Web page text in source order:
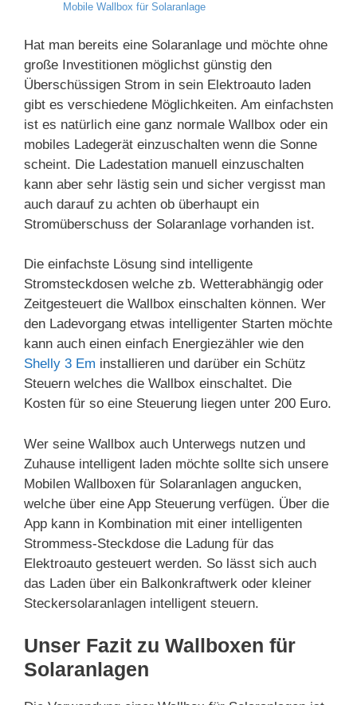
Mobile Wallbox für Solaranlage
Hat man bereits eine Solaranlage und möchte ohne
große Investitionen möglichst günstig den
Überschüssigen Strom in sein Elektroauto laden
gibt es verschiedene Möglichkeiten. Am einfachsten
ist es natürlich eine ganz normale Wallbox oder ein
mobiles Ladegerät einzuschalten wenn die Sonne
scheint. Die Ladestation manuell einzuschalten
kann aber sehr lästig sein und sicher vergisst man
auch darauf zu achten ob überhaupt ein
Stromüberschuss der Solaranlage vorhanden ist.
Die einfachste Lösung sind intelligente
Stromsteckdosen welche zb. Wetterabhängig oder
Zeitgesteuert die Wallbox einschalten können. Wer
den Ladevorgang etwas intelligenter Starten möchte
kann auch einen einfach Energiezähler wie den
Shelly 3 Em installieren und darüber ein Schütz
Steuern welches die Wallbox einschaltet. Die
Kosten für so eine Steuerung liegen unter 200 Euro.
Wer seine Wallbox auch Unterwegs nutzen und
Zuhause intelligent laden möchte sollte sich unsere
Mobilen Wallboxen für Solaranlagen angucken,
welche über eine App Steuerung verfügen. Über die
App kann in Kombination mit einer intelligenten
Strommess-Steckdose die Ladung für das
Elektroauto gesteuert werden. So lässt sich auch
das Laden über ein Balkonkraftwerk oder kleiner
Steckersolaranlagen intelligent steuern.
Unser Fazit zu Wallboxen für
Solaranlagen